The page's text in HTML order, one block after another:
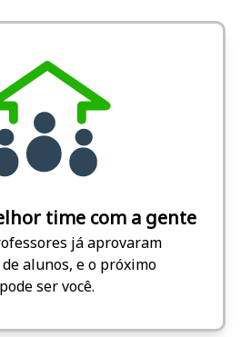
time com a gente
já aprovaram
alunos, e o próximo
pode ser você.